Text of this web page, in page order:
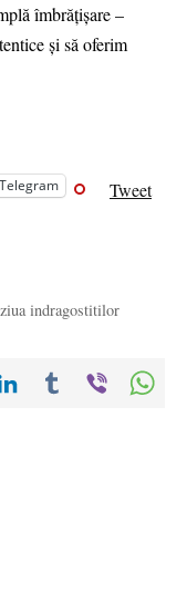
îmbrățișare –
și să oferim
Telegram Tweet
ziua indragostitilor